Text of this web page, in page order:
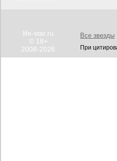
life-star.ru
© 18+
2008-2026
Все звезды
При